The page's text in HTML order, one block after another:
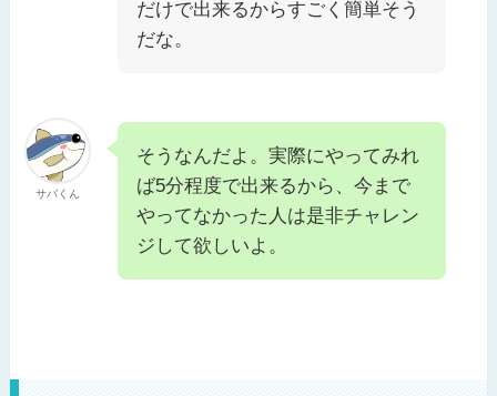
だけで出来るからすごく簡単そう
だな。
サバくん
そうなんだよ。実際にやってみれ
ば5分程度で出来るから、今まで
やってなかった人は是非チャレン
ジして欲しいよ。